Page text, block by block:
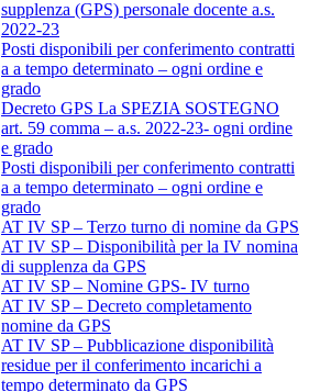
supplenza (GPS) personale docente a.s.
2022-23
Posti disponibili per conferimento contratti
a a tempo determinato – ogni ordine e
grado
Decreto GPS La SPEZIA SOSTEGNO
art. 59 comma – a.s. 2022-23- ogni ordine
e grado
Posti disponibili per conferimento contratti
a a tempo determinato – ogni ordine e
grado
AT IV SP – Terzo turno di nomine da GPS
AT IV SP – Disponibilità per la IV nomina
di supplenza da GPS
AT IV SP – Nomine GPS- IV turno
AT IV SP – Decreto completamento
nomine da GPS
AT IV SP – Pubblicazione disponibilità
residue per il conferimento incarichi a
tempo determinato da GPS